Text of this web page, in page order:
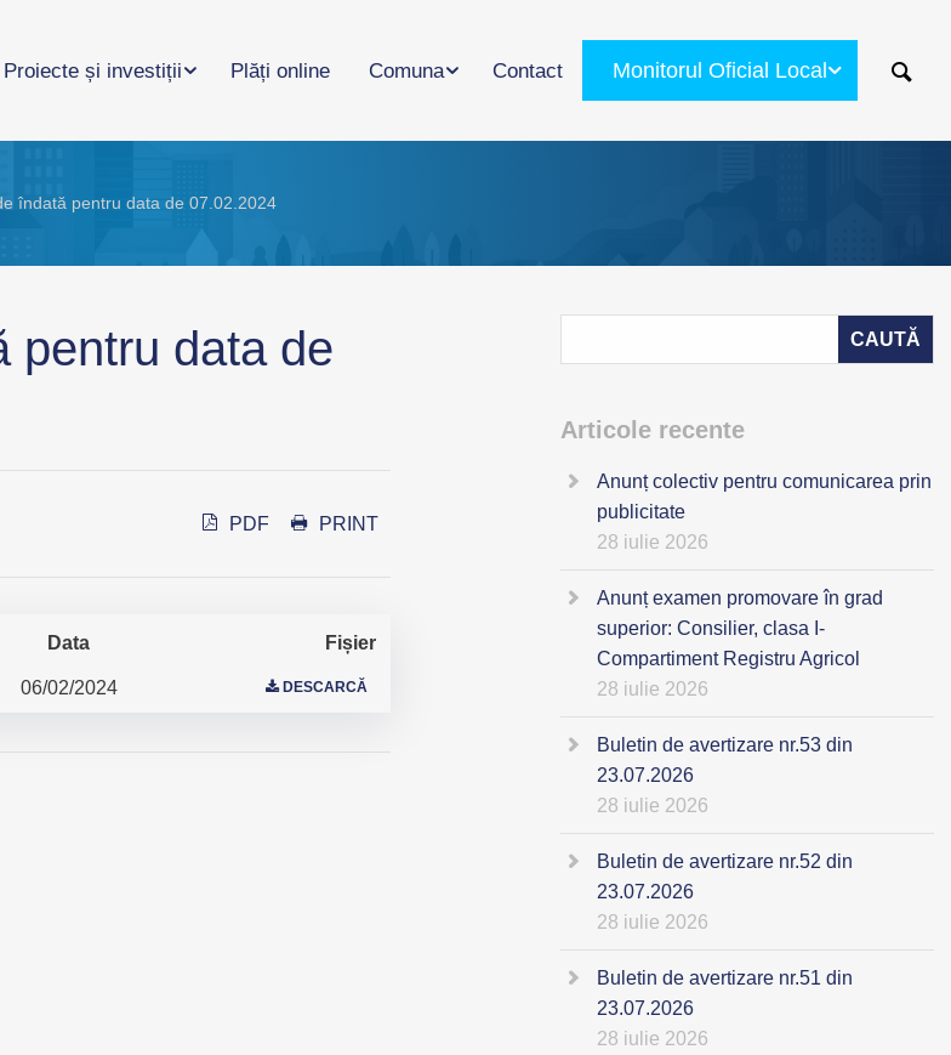
Proiecte și investiții Plăți online Comuna Contact Monitorul Oficial Local
îndată pentru data de 07.02.2024
pentru data de
PDF PRINT
Data Fișier
06/02/2024 DESCARCĂ
Articole recente
Anunț colectiv pentru comunicarea prin
publicitate
28 iulie 2026
Anunț examen promovare în grad
superior: Consilier, clasa I-
Compartiment Registru Agricol
28 iulie 2026
Buletin de avertizare nr.53 din
23.07.2026
28 iulie 2026
Buletin de avertizare nr.52 din
23.07.2026
28 iulie 2026
Buletin de avertizare nr.51 din
23.07.2026
28 iulie 2026